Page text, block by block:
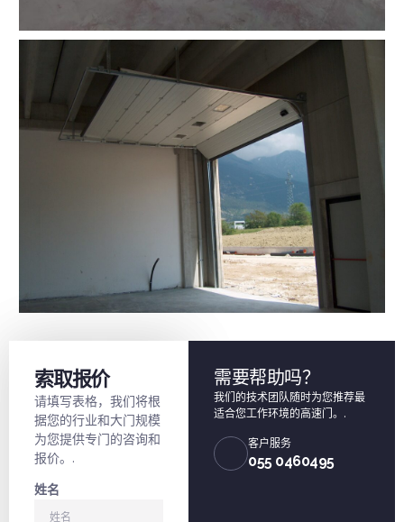
索取报价
请填写表格，我们将根
据您的行业和大门规模
为您提供专门的咨询和
报价。.
姓名
需要帮助吗？
我们的技术团队随时为您推荐最
适合您工作环境的高速门。.
客户服务
055 0460495